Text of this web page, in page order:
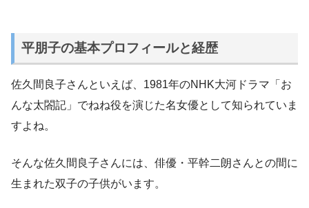
平朋子の基本プロフィールと経歴
佐久間良子さんといえば、1981年のNHK大河ドラマ「お
んな太閤記」でねね役を演じた名女優として知られていま
すよね。
そんな佐久間良子さんには、俳優・平幹二朗さんとの間に
生まれた双子の子供がいます。